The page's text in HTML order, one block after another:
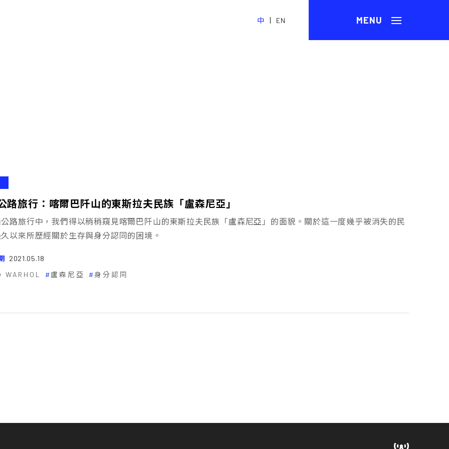
中 | EN
路旅行：喀爾巴阡山的東斯拉夫民族「盧森尼亞」
路旅行中，我們得以稍稍窺見喀爾巴阡山的東斯拉夫民族「盧森尼亞」的面貌。關於這一度幾乎被消失的民
以來所歷經關於生存與身分認同的困境。
2021.05.18
WARHOL
盧森尼亞 身分認同